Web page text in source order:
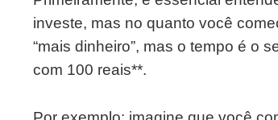
investe, mas no quanto você
“mais dinheiro”, mas o tempo é o
com 100 reais**.